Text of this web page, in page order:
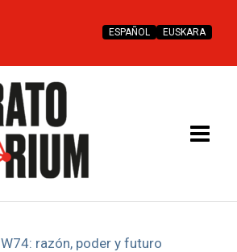
ESPAÑOL EUSKARA
W74: razón, poder y futuro